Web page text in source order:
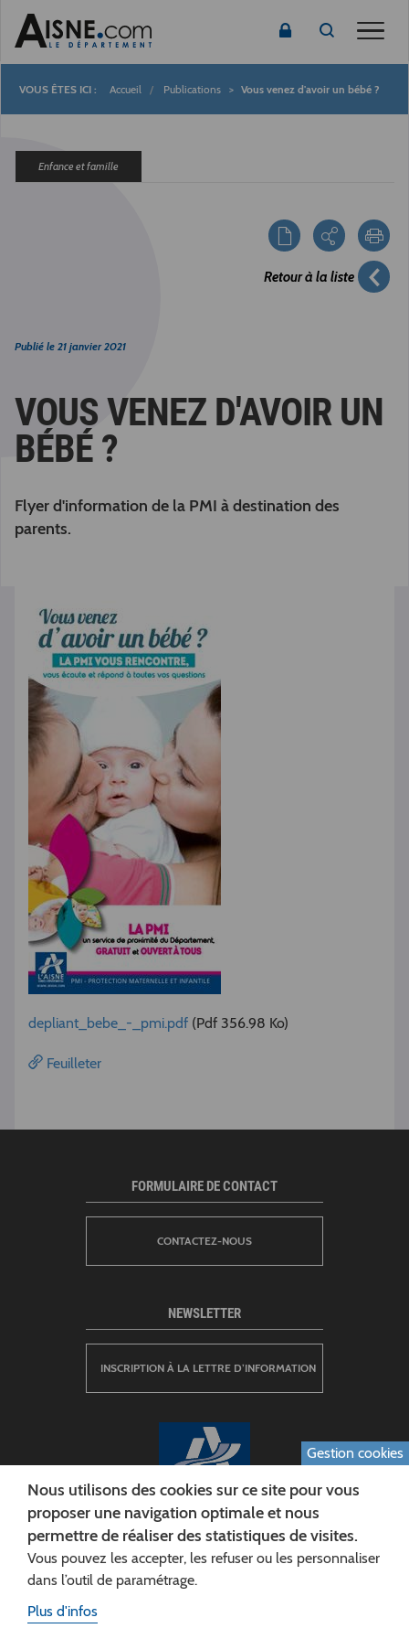
Fil
d'Ariane
Accueil Publications Vous venez d'avoir un bébé ?
Enfance et famille
Retour à la liste
Publié le 21 janvier 2021
VOUS VENEZ D'AVOIR UN
BÉBÉ ?
Flyer d'information de la PMI à destination des
parents.
depliant_bebe_-_pmi.pdf (Pdf 356.98 Ko)
Feuilleter
CONSEIL DÉPARTEMENTAL DE L'AISNE
Siège :
FORMULAIRE DE CONTACT
CONTACTEZ-NOUS
NEWSLETTER
INSCRIPTION À LA LETTRE D’INFORMATION
Gestion cookies
Nous utilisons des cookies sur ce site pour vous
proposer une navigation optimale et nous
permettre de réaliser des statistiques de visites.
Vous pouvez les accepter, les refuser ou les personnaliser
dans l’outil de paramétrage.
Plus d'infos